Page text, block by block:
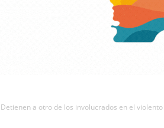
Detienen a otro de los involucrados en el violento